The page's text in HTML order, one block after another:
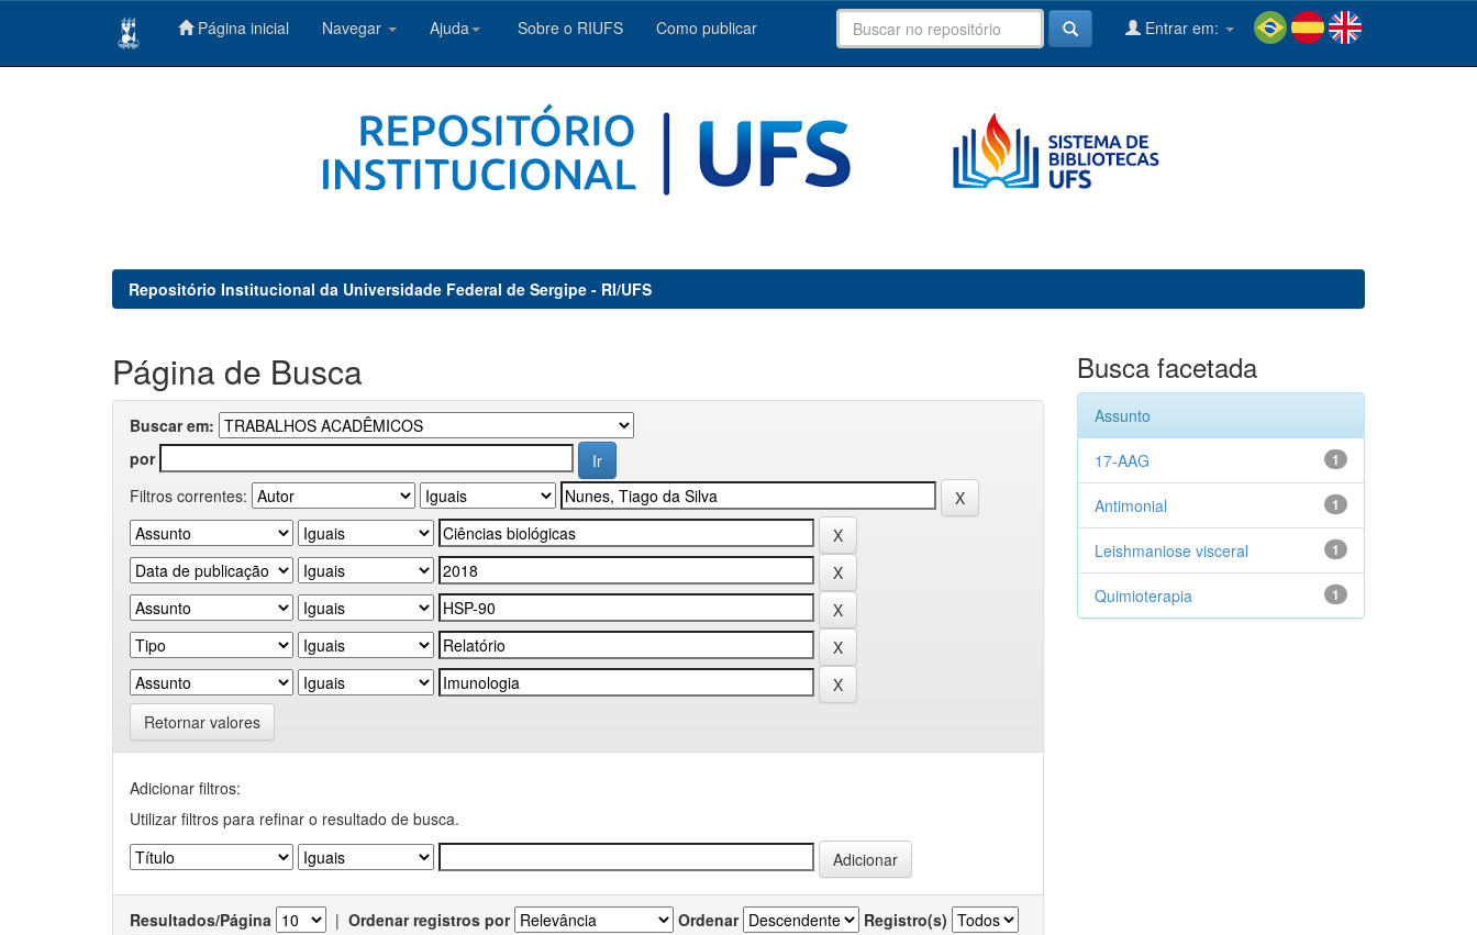
Página inicial Navegar Ajuda Sobre o RIUFS Como publicar Entrar em:
Repositório Institucional da Universidade Federal de Sergipe - RI/UFS
Página de Busca
Buscar em:
por
Filtros correntes:
Retornar valores
Adicionar filtros:
Utilizar filtros para refinar o resultado de busca.
Resultados/Página | Ordenar registros por Ordenar Registro(s)
Busca facetada
Assunto
1
17-AAG
1
Antimonial
1
Leishmaniose visceral
1
Quimioterapia